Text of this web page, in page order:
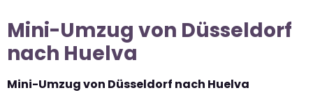
Mini-Umzug von Düsseldorf
nach Huelva
Mini-Umzug von Düsseldorf nach Huelva